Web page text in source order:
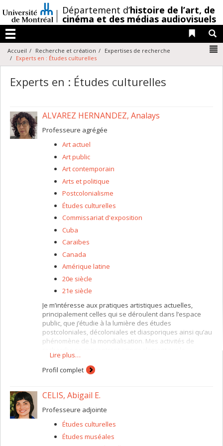
au
contenu
/Département d’histoire de l’art, de
cinéma et des médias audiovisuels
Menu
Liens
Accueil Recherche et création
Expertises de recherche
Experts en : Études culturelles
Experts en : Études culturelles
ALVAREZ HERNANDEZ, Analays
Professeure agrégée
Art actuel
Art public
Art contemporain
Arts et politique
Postcolonialisme
Études culturelles
Commissariat d'exposition
Cuba
Caraïbes
Canada
Amérique latine
20e siècle
21e siècle
Je m’intéresse aux pratiques artistiques actuelles,
principalement celles qui se déroulent dans l’espace
public, que j’étudie à la lumière des études
postcoloniales, décoloniales et diasporiques ainsi qu’au
phénomène de la mondialisation. Mes activités de
commissariat dans des espaces d’exposition
indépendants, sur le travail des artistes issu·es de la
diaspora latino-américaine au Canada et sur des
artistiques, la commémoration et l’espace public. J’ai
subvention développement Savoir (CRSH, 2020-2023)
pour l’étude du phénomène des galeries d’art
explorer la formation d’un réseau (imaginé) trans-
Lire plus…
Profil complet
CELIS, Abigail E.
Professeure adjointe
Études culturelles
Études muséales